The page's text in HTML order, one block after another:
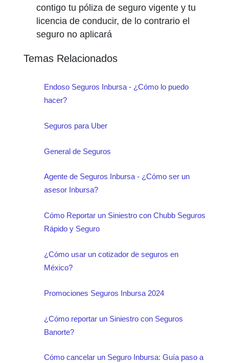
contigo tu póliza de seguro vigente y tu
licencia de conducir, de lo contrario el
seguro no aplicará
Temas Relacionados
Endoso Seguros Inbursa - ¿Cómo lo puedo
hacer?
Seguros para Uber
General de Seguros
Agente de Seguros Inbursa - ¿Cómo ser un
asesor Inbursa?
Cómo Reportar un Siniestro con Chubb Seguros
Rápido y Seguro
¿Cómo usar un cotizador de seguros en
México?
Promociones Seguros Inbursa 2024
¿Cómo reportar un Siniestro con Seguros
Banorte?
Cómo cancelar un Seguro Inbursa: Guía paso a